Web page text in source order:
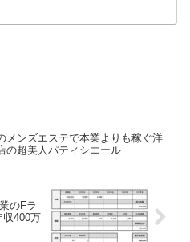
メンズエステで本業よりも稼ぐ洋
の超美人パティシエール
のFラ
収400万